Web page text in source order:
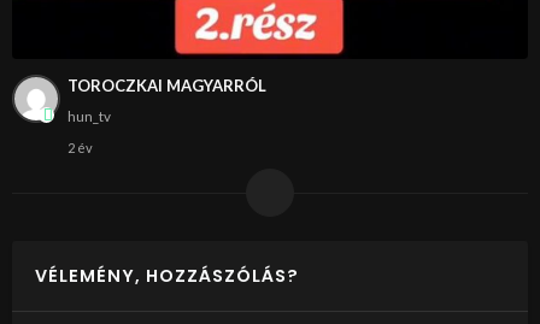
TOROCZKAI MAGYARRÓL
hun_tv
2 év
VÉLEMÉNY, HOZZÁSZÓLÁS?